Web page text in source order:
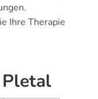
Ihre Therapie